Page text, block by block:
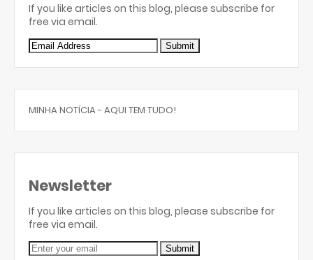
If you like articles on this blog, please subscribe for
free via email.
MINHA NOTÍCIA - AQUI TEM TUDO!
Newsletter
If you like articles on this blog, please subscribe for
free via email.